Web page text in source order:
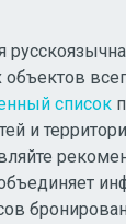
объектов
список
и